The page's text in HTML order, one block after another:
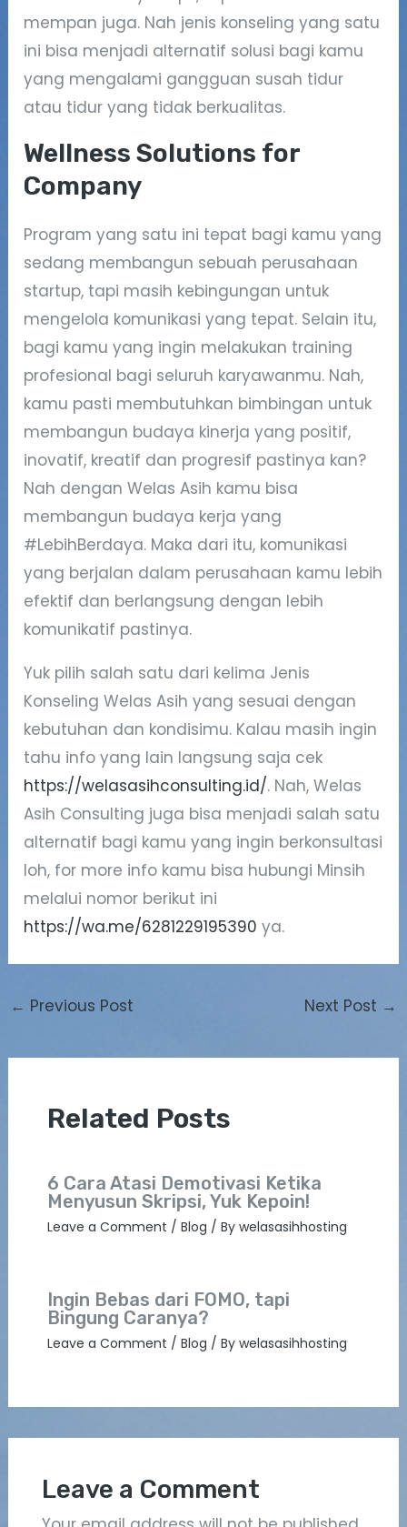
mempan juga. Nah jenis konseling yang satu
ini bisa menjadi alternatif solusi bagi kamu
yang mengalami gangguan susah tidur
atau tidur yang tidak berkualitas.
Wellness Solutions for
Company
Program yang satu ini tepat bagi kamu yang
sedang membangun sebuah perusahaan
startup, tapi masih kebingungan untuk
mengelola komunikasi yang tepat. Selain itu,
bagi kamu yang ingin melakukan training
profesional bagi seluruh karyawanmu. Nah,
kamu pasti membutuhkan bimbingan untuk
membangun budaya kinerja yang positif,
inovatif, kreatif dan progresif pastinya kan?
Nah dengan Welas Asih kamu bisa
membangun budaya kerja yang
#LebihBerdaya. Maka dari itu, komunikasi
yang berjalan dalam perusahaan kamu lebih
efektif dan berlangsung dengan lebih
komunikatif pastinya.
Yuk pilih salah satu dari kelima Jenis
Konseling Welas Asih yang sesuai dengan
kebutuhan dan kondisimu. Kalau masih ingin
tahu info yang lain langsung saja cek
https://welasasihconsulting.id/. Nah, Welas
Asih Consulting juga bisa menjadi salah satu
alternatif bagi kamu yang ingin berkonsultasi
loh, for more info kamu bisa hubungi Minsih
melalui nomor berikut ini
https://wa.me/6281229195390 ya.
← Previous Post Next Post →
Related Posts
6 Cara Atasi Demotivasi Ketika
Menyusun Skripsi, Yuk Kepoin!
Leave a Comment / Blog / By welasasihhosting
Ingin Bebas dari FOMO, tapi
Bingung Caranya?
Leave a Comment / Blog / By welasasihhosting
Leave a Comment